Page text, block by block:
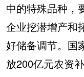
中的特殊品种，
企业挖潜增产和
好储备调节。国
放200亿元农资